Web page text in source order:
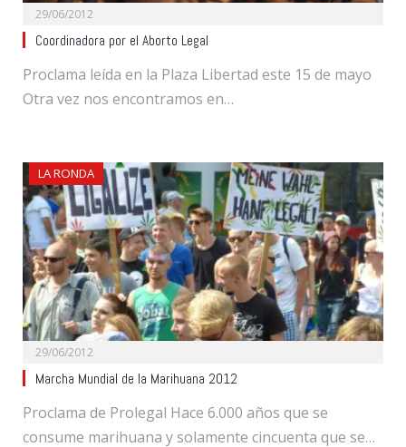
29/06/2012
Coordinadora por el Aborto Legal
Proclama leída en la Plaza Libertad este 15 de mayo
Otra vez nos encontramos en…
LA RONDA
29/06/2012
Marcha Mundial de la Marihuana 2012
Proclama de Prolegal Hace 6.000 años que se
consume marihuana y solamente cincuenta que se…